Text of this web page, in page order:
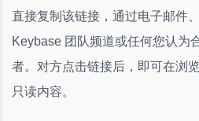
直接复制该链接，通过电子邮件
Keybase 团队频道或任何您认为
者。对方点击链接后，即可在浏
只读内容。